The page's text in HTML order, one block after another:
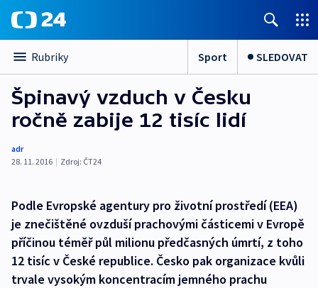
Rubriky Sport SLEDOVAT
Špinavý vzduch v Česku
ročně zabije 12 tisíc lidí
adr
28. 11. 2016 | Zdroj: ČT24
Podle Evropské agentury pro životní prostředí (EEA)
je znečištěné ovzduší prachovými částicemi v Evropě
příčinou téměř půl milionu předčasných úmrtí, z toho
12 tisíc v České republice. Česko pak organizace kvůli
trvale vysokým koncentracím jemného prachu